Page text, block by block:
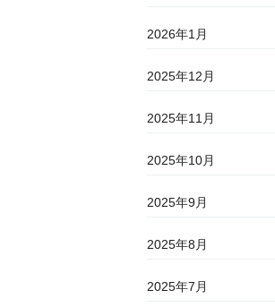
2026年1月
2025年12月
2025年11月
2025年10月
2025年9月
2025年8月
2025年7月